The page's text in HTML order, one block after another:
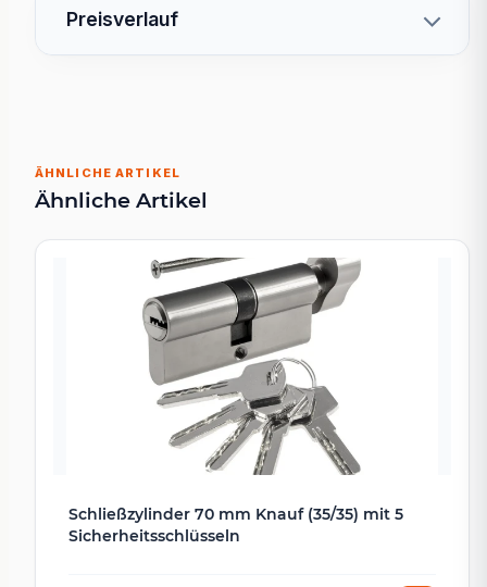
Preisverlauf
ÄHNLICHE ARTIKEL
Ähnliche Artikel
Schließzylinder 70 mm Knauf (35/35) mit 5
Sicherheitsschlüsseln